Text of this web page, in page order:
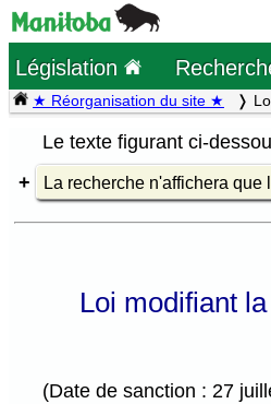
Législation
★ Réorganisation du site ★
Le texte figurant ci-
La recherche n'affichera
Loi modifiant
(Date de sanction : 27